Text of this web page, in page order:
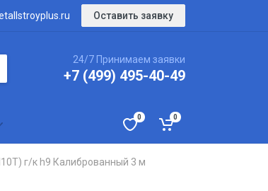
Оставить заявку
24/7 Принимаем заявки
+7 (499) 495-40-49
0 0
г/к h9 Калиброванный 3 м